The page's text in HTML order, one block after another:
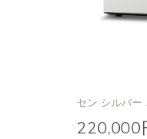
セン シルバー
220,000